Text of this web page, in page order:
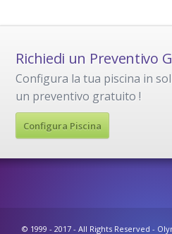
Richiedi un Preventivo
Configura la tua piscina in
un preventivo gratuito !
Configura Piscina
© 1999 - 2017 - All Rights Reserved -